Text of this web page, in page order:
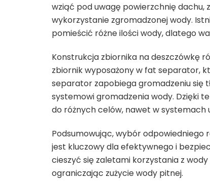
wziąć pod uwagę powierzchnię dachu,
wykorzystanie zgromadzonej wody.
pomieścić różne ilości wody, dlatego
Konstrukcja zbiornika na deszczówkę
zbiornik wyposażony w fat separator,
separator zapobiega gromadzeniu się
systemowi gromadzenia wody. Dzięki
do różnych celów, nawet w systemach
Podsumowując, wybór
jest kluczowy dla efektywnego i
cieszyć się zaletami korzystania z
ograniczając zużycie wody pitnej.